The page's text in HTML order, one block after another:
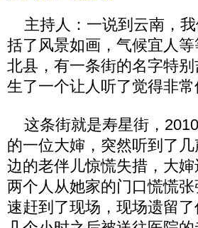
主持人：一说到云南，
括了风景如画，气候宜人
北县，有一条街的名字特
生了一个让人听了觉得非常
这条街就是寿星街，
的一位大婶，突然听到了
边的老伴儿惊慌失措，大
两个人从她家的门口慌慌
速赶到了现场，现场遗留